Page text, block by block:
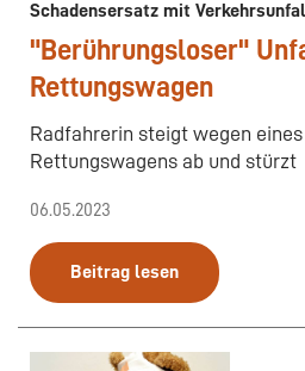
Schadensersatz mit
"Berührungsloser"
Rettungswagen
Radfahrerin steigt wegen
Rettungswagens ab und stürzt
06.05.2023
Beitrag lesen